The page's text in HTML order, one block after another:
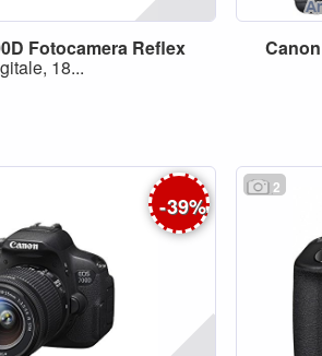
Fotocamera Reflex
18...
Canon
-39%
2